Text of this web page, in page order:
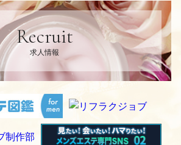
Recruit
求人情報